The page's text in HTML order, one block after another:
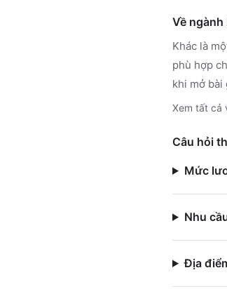
Về ngành
Khác là
phù hợp
khi mở bài
Xem tất cả
Câu hỏi
Mức
Nhu
Địa